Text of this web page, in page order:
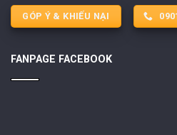
GÓP Ý & KHIẾU NẠI
FANPAGE FACEBOOK